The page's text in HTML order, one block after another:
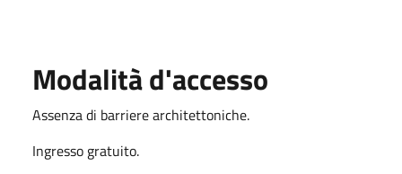
Modalità d'accesso
Assenza di barriere architettoniche.
Ingresso gratuito.